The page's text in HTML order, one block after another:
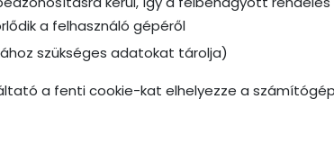
a felhasználó gépéről
szükséges adatokat tárolja)
a fenti cookie-kat elhelyezze a